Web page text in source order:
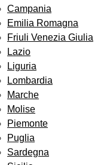
Campania
Emilia Romagna
Friuli Venezia Giulia
Lazio
Liguria
Lombardia
Marche
Molise
Piemonte
Puglia
Sardegna